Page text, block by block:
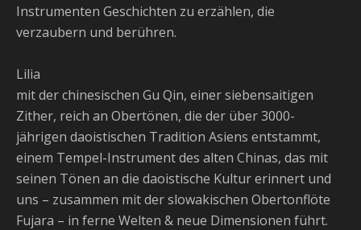
Instrumenten Geschichten zu erzählen, die
verzaubern und berühren.
Lilia
mit der chinesischen Gu Qin, einer siebensaitigen
Zither, reich an Obertönen, die der über 3000-
jährigen daoistischen Tradition Asiens entstammt,
einem Tempel-Instrument des alten Chinas, das mit
seinen Tönen an die daoistische Kultur erinnert und
uns – zusammen mit der slowakischen Obertonflöte
Fujara – in ferne Welten & neue Dimensionen führt.